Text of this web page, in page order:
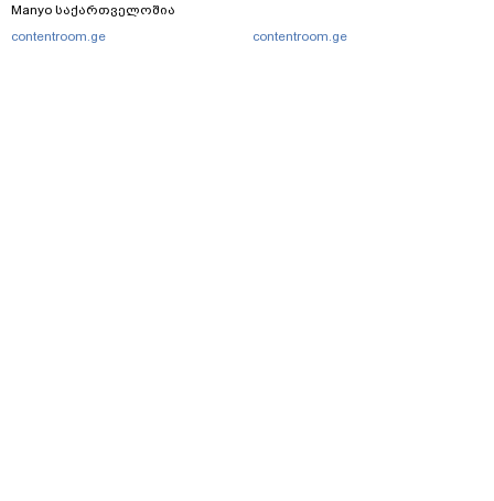
Manyo საქართველოშია
contentroom.ge
contentroom.ge